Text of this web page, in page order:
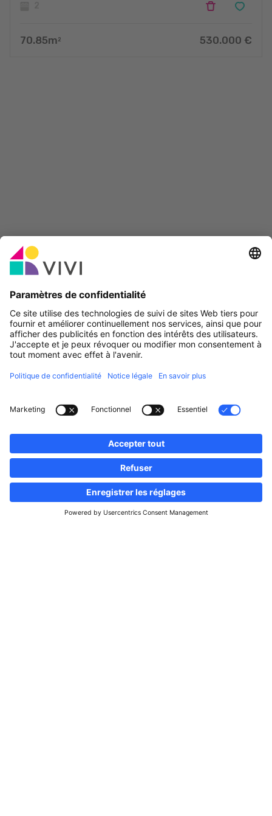
70.85m 2 530.000 €